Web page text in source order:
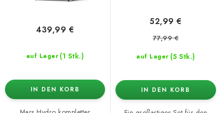
auf Lager (1 Stk.)
439,99 €
IN DEN KORB
auf Lager (5 Stk.)
52,99 €
77,99 €
IN DEN KORB